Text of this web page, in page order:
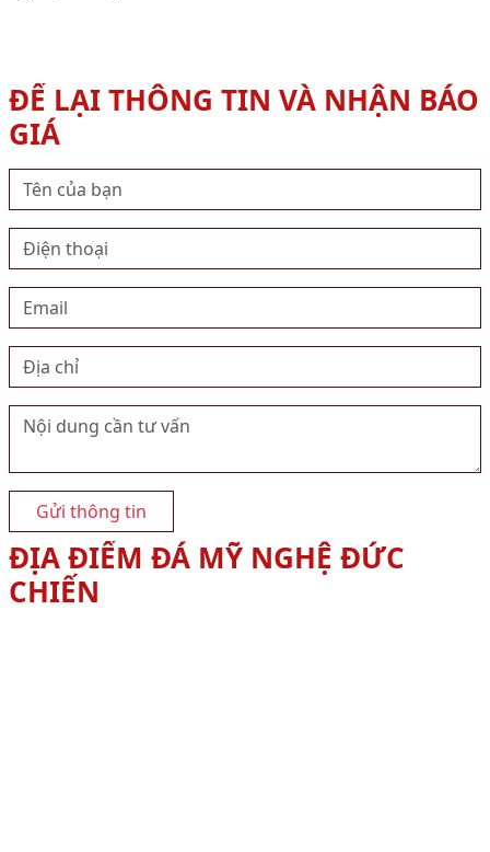
ĐỂ LẠI THÔNG TIN VÀ NHẬN BÁO
GIÁ
Gửi thông tin
ĐỊA ĐIỂM ĐÁ MỸ NGHỆ ĐỨC
CHIẾN